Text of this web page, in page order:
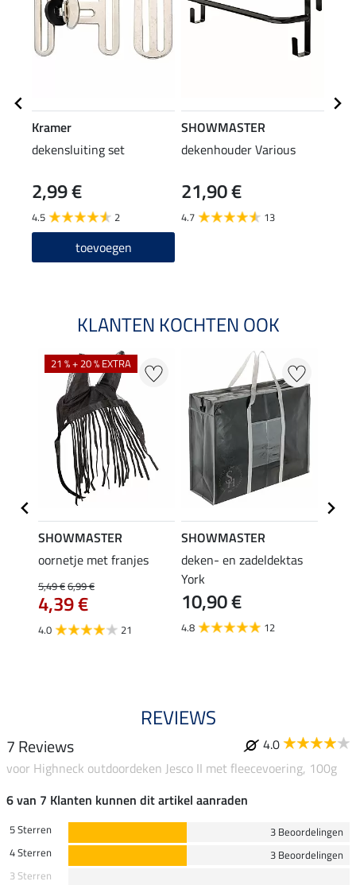
Kramer
dekensluiting set
2,99 €
4.5 2
toevoegen
SHOWMASTER
dekenhouder Various
21,90 €
4.7 13
KLANTEN KOCHTEN OOK
21 % + 20 % EXTRA
SHOWMASTER
oornetje met franjes
5,49 €6,99 €
4,39 €
4.0 21
SHOWMASTER
deken- en zadeldektas
York
10,90 €
4.8 12
REVIEWS
7 Reviews
4.0
voor Highneck outdoordeken Jesco II met fleecevoering, 100g
6 van 7 Klanten kunnen dit artikel aanraden
5 Sterren
3 Beoordelingen
4 Sterren
3 Beoordelingen
3 Sterren